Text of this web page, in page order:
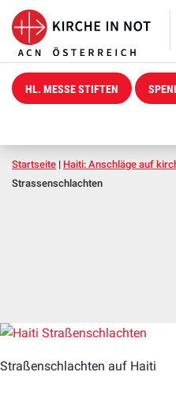
HL. MESSE STIFTEN
Startseite | Haiti: Anschläge auf
Strassenschlachten
Straßenschlachten auf Haiti